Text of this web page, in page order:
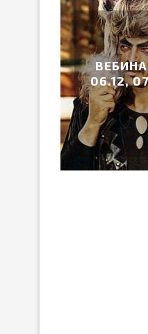
06.12,